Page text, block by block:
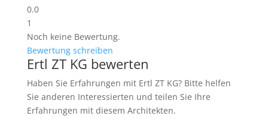
0.0
1
Noch keine Bewertung.
Bewertung schreiben
Ertl ZT KG bewerten
Haben Sie Erfahrungen mit Ertl ZT KG? Bitte helfen
Sie anderen Interessierten und teilen Sie Ihre
Erfahrungen mit diesem Architekten.